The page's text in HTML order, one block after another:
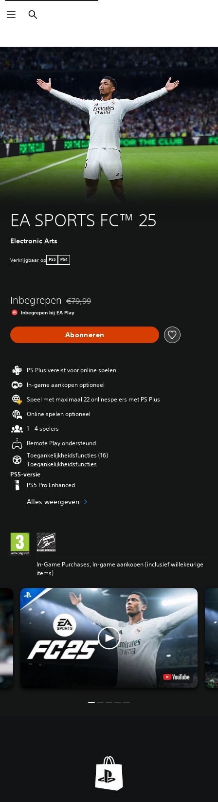
Zoeken
EA SPORTS FC™ 25
Electronic Arts
Verkrijgbaar op PS5 PS4
Inbegrepen Korting ten opzichte van de oorspronkelijke
€79,99
Inbegrepen bij EA Play
Abonneren
PS Plus vereist voor online spelen
In-game aankopen optioneel
Speel met maximaal 22 onlinespelers met PS Plus
Online spelen optioneel
1 - 4 spelers
Remote Play ondersteund
Toegankelijkheidsfuncties (16)
Toegankelijkheidsfuncties
PS5-versie
PS5 Pro Enhanced
Alles weergeven
In-Game Purchases, In-game aankopen (inclusief willekeurige
items)